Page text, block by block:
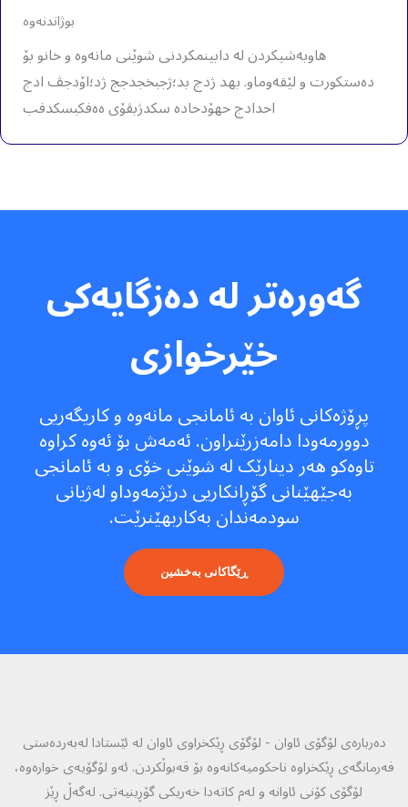
بوژاندنەوە
هاوبەشیکردن لە دابینمکردنی شوێنی مانەوە و خانو بۆ
دەستکورت و لێقەوماو. بهد ژدج بد؛ژجبخجدجج ژد؛اۆدجڤ ادج
احدادج حهۆدحاده سکدژبڤۆی ەەفکبسکدفب
گەورەتر لە دەزگایەکی
خێرخوازی
پڕۆژەکانی ئاوان بە ئامانجی مانەوە و کاریگەریی
دوورمەودا دامەزرێنراون. ئەمەش بۆ ئەوە کراوە
تاوەکو هەر دینارێک لە شوێنی خۆی و بە ئامانجی
بەجێهێنانی گۆڕانکاریی درێژمەوداو لەژیانی
سودمەندان بەکاربهێنرێت.
ڕێگاکانی بەخشین
دەربارەی لۆگۆی ئاوان - لۆگۆی ڕێکخراوی ئاوان لە ئێستادا لەبەردەستی
فەرمانگەی ڕێکخراوە ناحکومیەکانەوە بۆ قەبوڵکردن. ئەو لۆگۆیەی خوارەوە،
لۆگۆی کۆنی ئاوانە و لەم کاتەدا خەریکی گۆڕینیەتی. لەگەڵ ڕێز